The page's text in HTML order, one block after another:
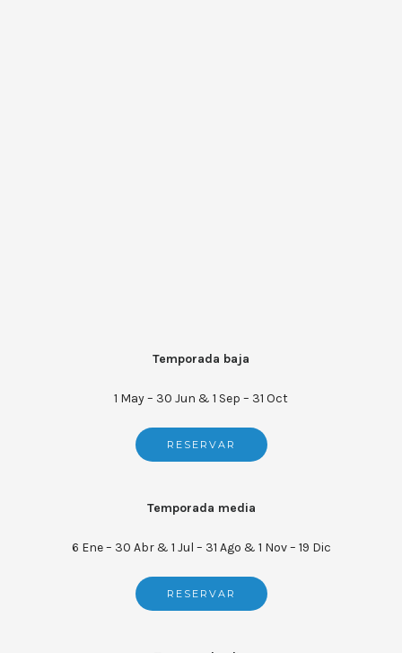
Temporada baja
1 May – 30 Jun & 1 Sep – 31 Oct
RESERVAR
Temporada media
6 Ene – 30 Abr & 1 Jul – 31 Ago & 1 Nov – 19 Dic
RESERVAR